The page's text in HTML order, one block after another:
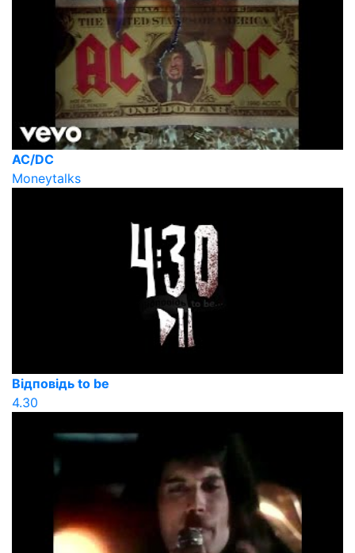
AC/DC
Moneytalks
Відповідь to be
4.30